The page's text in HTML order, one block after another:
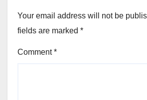
Your email address will not be
fields are marked *
Comment*